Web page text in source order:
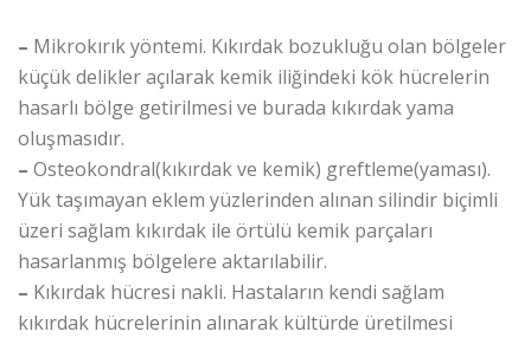
– Mikrokırık yöntemi. Kıkırdak bozukluğu olan bölgeler
küçük delikler açılarak kemik iliğindeki kök hücrelerin
hasarlı bölge getirilmesi ve burada kıkırdak yama
oluşmasıdır.
– Osteokondral(kıkırdak ve kemik) greftleme(yaması).
Yük taşımayan eklem yüzlerinden alınan silindir biçimli
üzeri sağlam kıkırdak ile örtülü kemik parçaları
hasarlanmış bölgelere aktarılabilir.
– Kıkırdak hücresi nakli. Hastaların kendi sağlam
kıkırdak hücrelerinin alınarak kültürde üretilmesi